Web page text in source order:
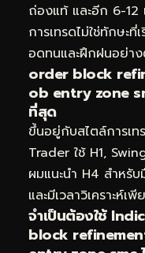
ถ่องแท้ และอีก 6-12
การเทรดไม่ใช่ทักษะ
อดทนและฝึกฝนอย่า
order block
ob entry zone
ที่สุด
ขึ้นอยู่กับสไตล์การเท
Trader ใช้ H1,
ผมแนะนำ H4 สำหรั
และมีเวลาวิเคราะห์เ
จำเป็นต้องใช้
block